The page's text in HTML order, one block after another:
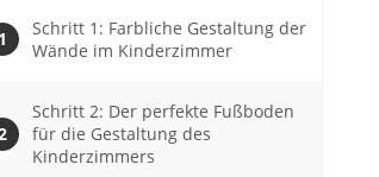
Schritt 1: Farbliche Gestaltung der
Wände im Kinderzimmer
Schritt 2: Der perfekte Fußboden
für die Gestaltung des
Kinderzimmers